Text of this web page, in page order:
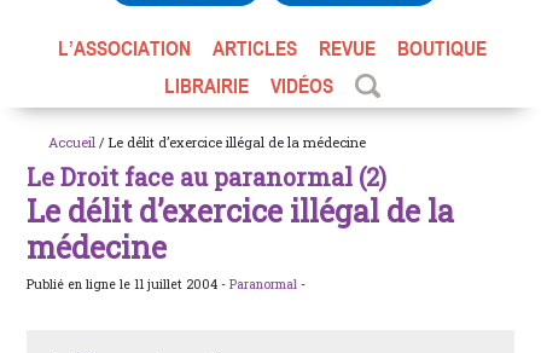
L’ASSOCIATION ARTICLES REVUE
BOUTIQUE
LIBRAIRIE
VIDÉOS
Accueil / Le délit d’exercice illégal de la médecine
Le Droit face au paranormal (2)
Le délit d’exercice illégal de la
médecine
Publié en ligne le 11 juillet 2004 -Paranormal -